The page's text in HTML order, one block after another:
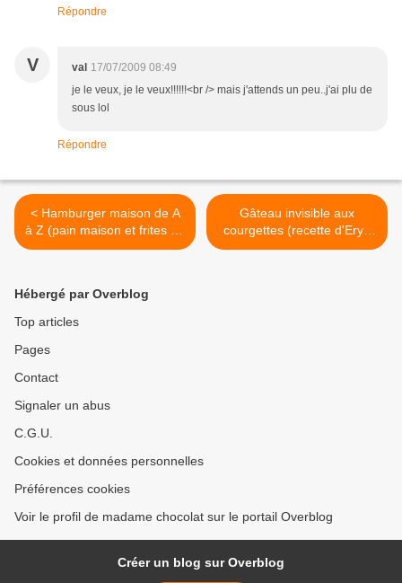
Répondre
V val 17/07/2009 08:49
je le veux, je le veux!!!!!!<br /> mais j'attends un peu..j'ai plu de
sous lol
Répondre
< Hamburger maison de A
à Z (pain maison et frites au
four maison)
Gâteau invisible aux
courgettes (recette d'Eryn
et son détournement) >
Hébergé par Overblog
Top articles
Pages
Contact
Signaler un abus
C.G.U.
Cookies et données personnelles
Préférences cookies
Voir le profil de madame chocolat sur le portail Overblog
Créer un blog sur Overblog